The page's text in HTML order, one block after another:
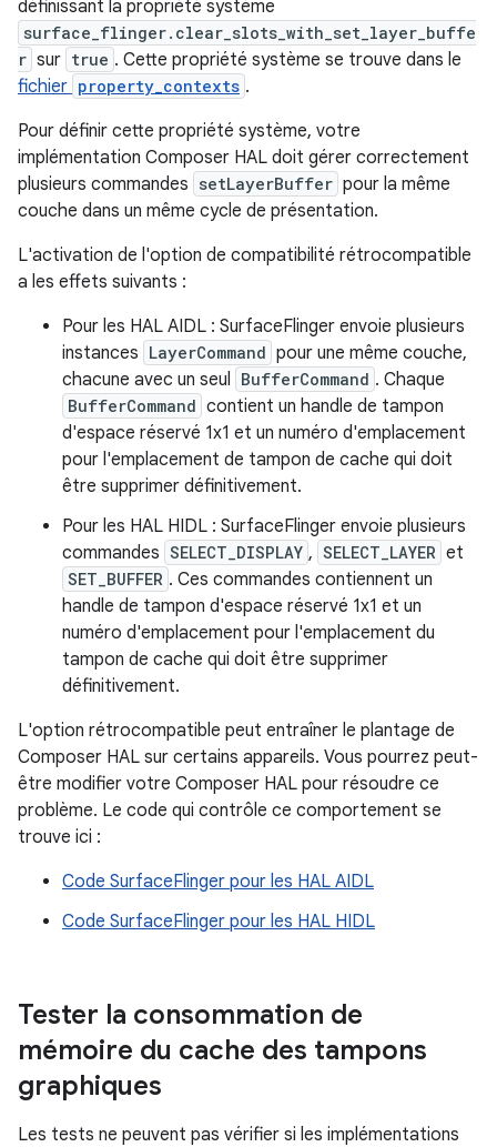
définissant la propriété système
surface_flinger.clear_slots_with_set_layer_buffe
r sur true . Cette propriété système se trouve dans le
fichier property_contexts .
Pour définir cette propriété système, votre
implémentation Composer HAL doit gérer correctement
plusieurs commandes setLayerBuffer pour la même
couche dans un même cycle de présentation.
L'activation de l'option de compatibilité rétrocompatible
a les effets suivants :
Pour les HAL AIDL : SurfaceFlinger envoie plusieurs
instances LayerCommand pour une même couche,
chacune avec un seul BufferCommand . Chaque
BufferCommand contient un handle de tampon
d'espace réservé 1x1 et un numéro d'emplacement
pour l'emplacement de tampon de cache qui doit
être supprimer définitivement.
Pour les HAL HIDL : SurfaceFlinger envoie plusieurs
commandes SELECT_DISPLAY , SELECT_LAYER et
SET_BUFFER . Ces commandes contiennent un
handle de tampon d'espace réservé 1x1 et un
numéro d'emplacement pour l'emplacement du
tampon de cache qui doit être supprimer
définitivement.
L'option rétrocompatible peut entraîner le plantage de
Composer HAL sur certains appareils. Vous pourrez peut-
être modifier votre Composer HAL pour résoudre ce
problème. Le code qui contrôle ce comportement se
trouve ici :
Code SurfaceFlinger pour les HAL AIDL
Code SurfaceFlinger pour les HAL HIDL
Tester la consommation de
mémoire du cache des tampons
graphiques
Les tests ne peuvent pas vérifier si les implémentations